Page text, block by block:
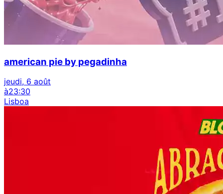
american pie by pegadinha
jeudi, 6 août
à23:30
Lisboa